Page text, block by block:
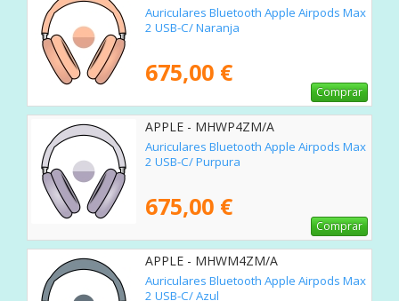
Auriculares Bluetooth Apple Airpods Max
2 USB-C/ Naranja
675,00 €
Comprar
APPLE - MHWP4ZM/A
Auriculares Bluetooth Apple Airpods Max
2 USB-C/ Purpura
675,00 €
Comprar
APPLE - MHWM4ZM/A
Auriculares Bluetooth Apple Airpods Max
2 USB-C/ Azul